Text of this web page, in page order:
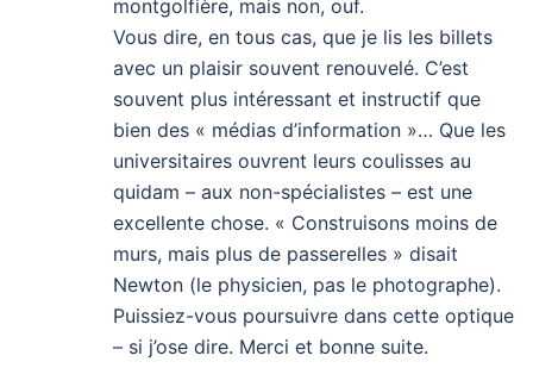
montgolfière, mais non, ouf.
Vous dire, en tous cas, que je lis les billets
avec un plaisir souvent renouvelé. C’est
souvent plus intéressant et instructif que
bien des « médias d’information »… Que les
universitaires ouvrent leurs coulisses au
quidam – aux non-spécialistes – est une
excellente chose. « Construisons moins de
murs, mais plus de passerelles » disait
Newton (le physicien, pas le photographe).
Puissiez-vous poursuivre dans cette optique
– si j’ose dire. Merci et bonne suite.